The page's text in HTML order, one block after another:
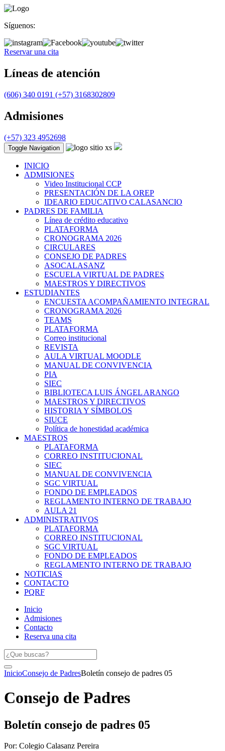
Síguenos:
Reservar una cita
Líneas de atención
(606) 340 0191 (+57) 3168302809
Admisiones
(+57) 323 4952698
Toggle Navigation
INICIO
ADMISIONES
Video Institucional CCP
PRESENTACIÓN DE LA OREP
IDEARIO EDUCATIVO CALASANCIO
PADRES DE FAMILIA
Línea de crédito educativo
PLATAFORMA
CRONOGRAMA 2026
CIRCULARES
CONSEJO DE PADRES
ASOCALASANZ
ESCUELA VIRTUAL DE PADRES
MAESTROS Y DIRECTIVOS
ESTUDIANTES
ENCUESTA ACOMPAÑAMIENTO INTEGRAL
CRONOGRAMA 2026
TEAMS
PLATAFORMA
Correo institucional
REVISTA
AULA VIRTUAL MOODLE
MANUAL DE CONVIVENCIA
PIA
SIEC
BIBLIOTECA LUIS ÁNGEL ARANGO
MAESTROS Y DIRECTIVOS
HISTORIA Y SÍMBOLOS
SIUCE
Política de honestidad académica
MAESTROS
PLATAFORMA
CORREO INSTITUCIONAL
SIEC
MANUAL DE CONVIVENCIA
SGC VIRTUAL
FONDO DE EMPLEADOS
REGLAMENTO INTERNO DE TRABAJO
AULA 21
ADMINISTRATIVOS
PLATAFORMA
CORREO INSTITUCIONAL
SGC VIRTUAL
FONDO DE EMPLEADOS
REGLAMENTO INTERNO DE TRABAJO
NOTICIAS
CONTACTO
PQRF
Inicio
Admisiones
Contacto
Reserva una cita
InicioConsejo de PadresBoletín consejo de padres 05
Consejo de Padres
Boletín consejo de padres 05
Por: Colegio Calasanz Pereira